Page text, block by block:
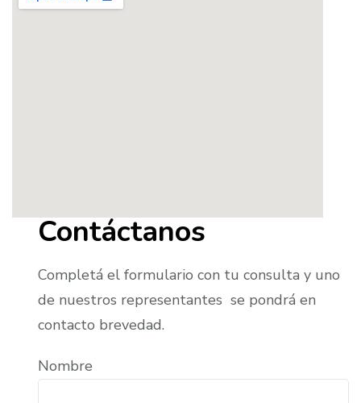
Contáctanos
Completá el formulario con tu consulta y uno
de nuestros representantes se pondrá en
contacto brevedad.
Nombre